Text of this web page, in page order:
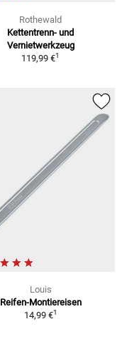
Rothewald
Kettentrenn- und
Vernietwerkzeug
119,99 €1
Louis
Reifen-Montiereisen
14,99 €1